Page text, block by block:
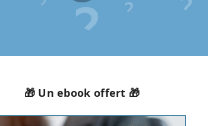
🎁 Un ebook offert 🎁